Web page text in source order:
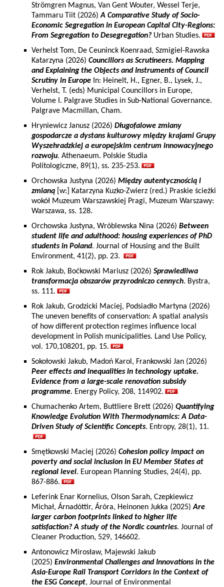
Strömgren Magnus, Van Gent Wouter, Wessel Terje,
Tammaru Tiit (2026)A Comparative Study of Socio-
Economic Segregation in European Capital City-Regions:
From Segregation to Desegregation? Urban Studies.
Verhelst Tom, De Ceuninck Koenraad, Szmigiel-Rawska
Katarzyna (2026) Councillors as Scrutineers. Mapping
and Explaining the Objects and Instruments of Council
Scrutiny in Europe In: Heinelt, H., Egner, B., Lysek, J.,
Verhelst, T. (eds) Municipal Councillors in Europe,
Volume I. Palgrave Studies in Sub-National Governance.
Palgrave Macmillan, Cham.
Hryniewicz Janusz (2026) Długofalowe zmiany
gospodarcze a dystans kulturowy między krajami Grupy
Wyszehradzkiej a europejskim centrum innowacyjnego
rozwoju. Athenaeum. Polskie Studia
Politologiczne, 89(1), ss. 235-253.
Orchowska Justyna (2026) Między autentycznością i
zmianą [w:] Katarzyna Kuzko-Zwierz (red.) Praskie ścieżki
wokół Muzeum Warszawskiej Pragi, Muzeum Warszawy:
Warszawa, ss. 128.
Orchowska Justyna, Wróblewska Nina (2026) Between
student life and adulthood: housing experiences of PhD
students in Poland. Journal of Housing and the Built
Environment, 41(2), pp. 23.
Rok Jakub, Boćkowski Mariusz (2026) Sprawiedliwa
transformacja obszarów przyrodniczo cennych. Bystra,
ss. 111.
Rok Jakub, Grodzicki Maciej, Podsiadło Martyna (2026)
The uneven benefits of conservation: A spatial analysis
of how different protection regimes influence local
development in Polish municipalities. Land Use Policy,
vol. 170,108201, pp. 15.
Sokołowski Jakub, Madoń Karol, Frankowski Jan (2026)
Peer effects and inequalities in technology uptake.
Evidence from a large-scale renovation subsidy
programme. Energy Policy, 208, 114902.
Chumachenko Artem, Buttliere Brett (2026) Quantifying
Knowledge Evolution With Thermodynamics: A Data-
Driven Study of Scientific Concepts. Entropy, 28(1), 11.
Smętkowski Maciej (2026) Cohesion policy impact on
poverty and social inclusion in EU Member States at
regional level. European Planning Studies, 24(4), pp.
867-886.
Leferink Enar Kornelius, Olson Sarah, Czepkiewicz
Michał, Árnadóttir, Áróra, Heinonen Jukka (2025)Are
larger carbon footprints linked to higher life
satisfaction? A study of the Nordic countries. Journal of
Cleaner Production, 529, 146602.
Antonowicz Mirosław, Majewski Jakub
(2025) Environmental Challenges and Innovations in the
Asia-Europe Rail Transport Corridors in the Context of
the ESG Concept, Journal of Environmental